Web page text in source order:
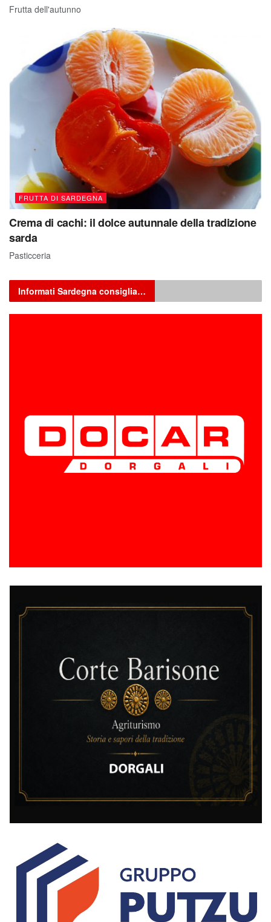
Frutta dell'autunno
FRUTTA DI SARDEGNA
Crema di cachi: il dolce autunnale della tradizione
sarda
Pasticceria
Informati Sardegna consiglia…